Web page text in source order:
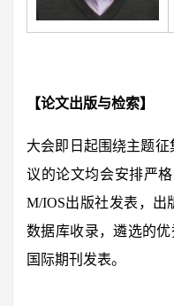
【论文出版与检索】
大会即日起围绕主题
议的论文均会安排严
M/IOS出版社发表，出
数据库收录，遴选的
国际期刊发表。